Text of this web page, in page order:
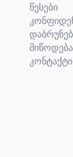
წესები
კონტაქტი